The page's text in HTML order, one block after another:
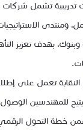
تدريبية تشمل شركات
ومنتدى
بهدف تعزيز
تعمل على
للمهندسين
خطة التحول